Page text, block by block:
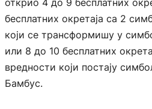
открио 4 до 9 бесплатних
бесплатних окретаја са 2
који се трансформишу у
или 8 до 10 бесплатних
вредности који постају
Бамбус.